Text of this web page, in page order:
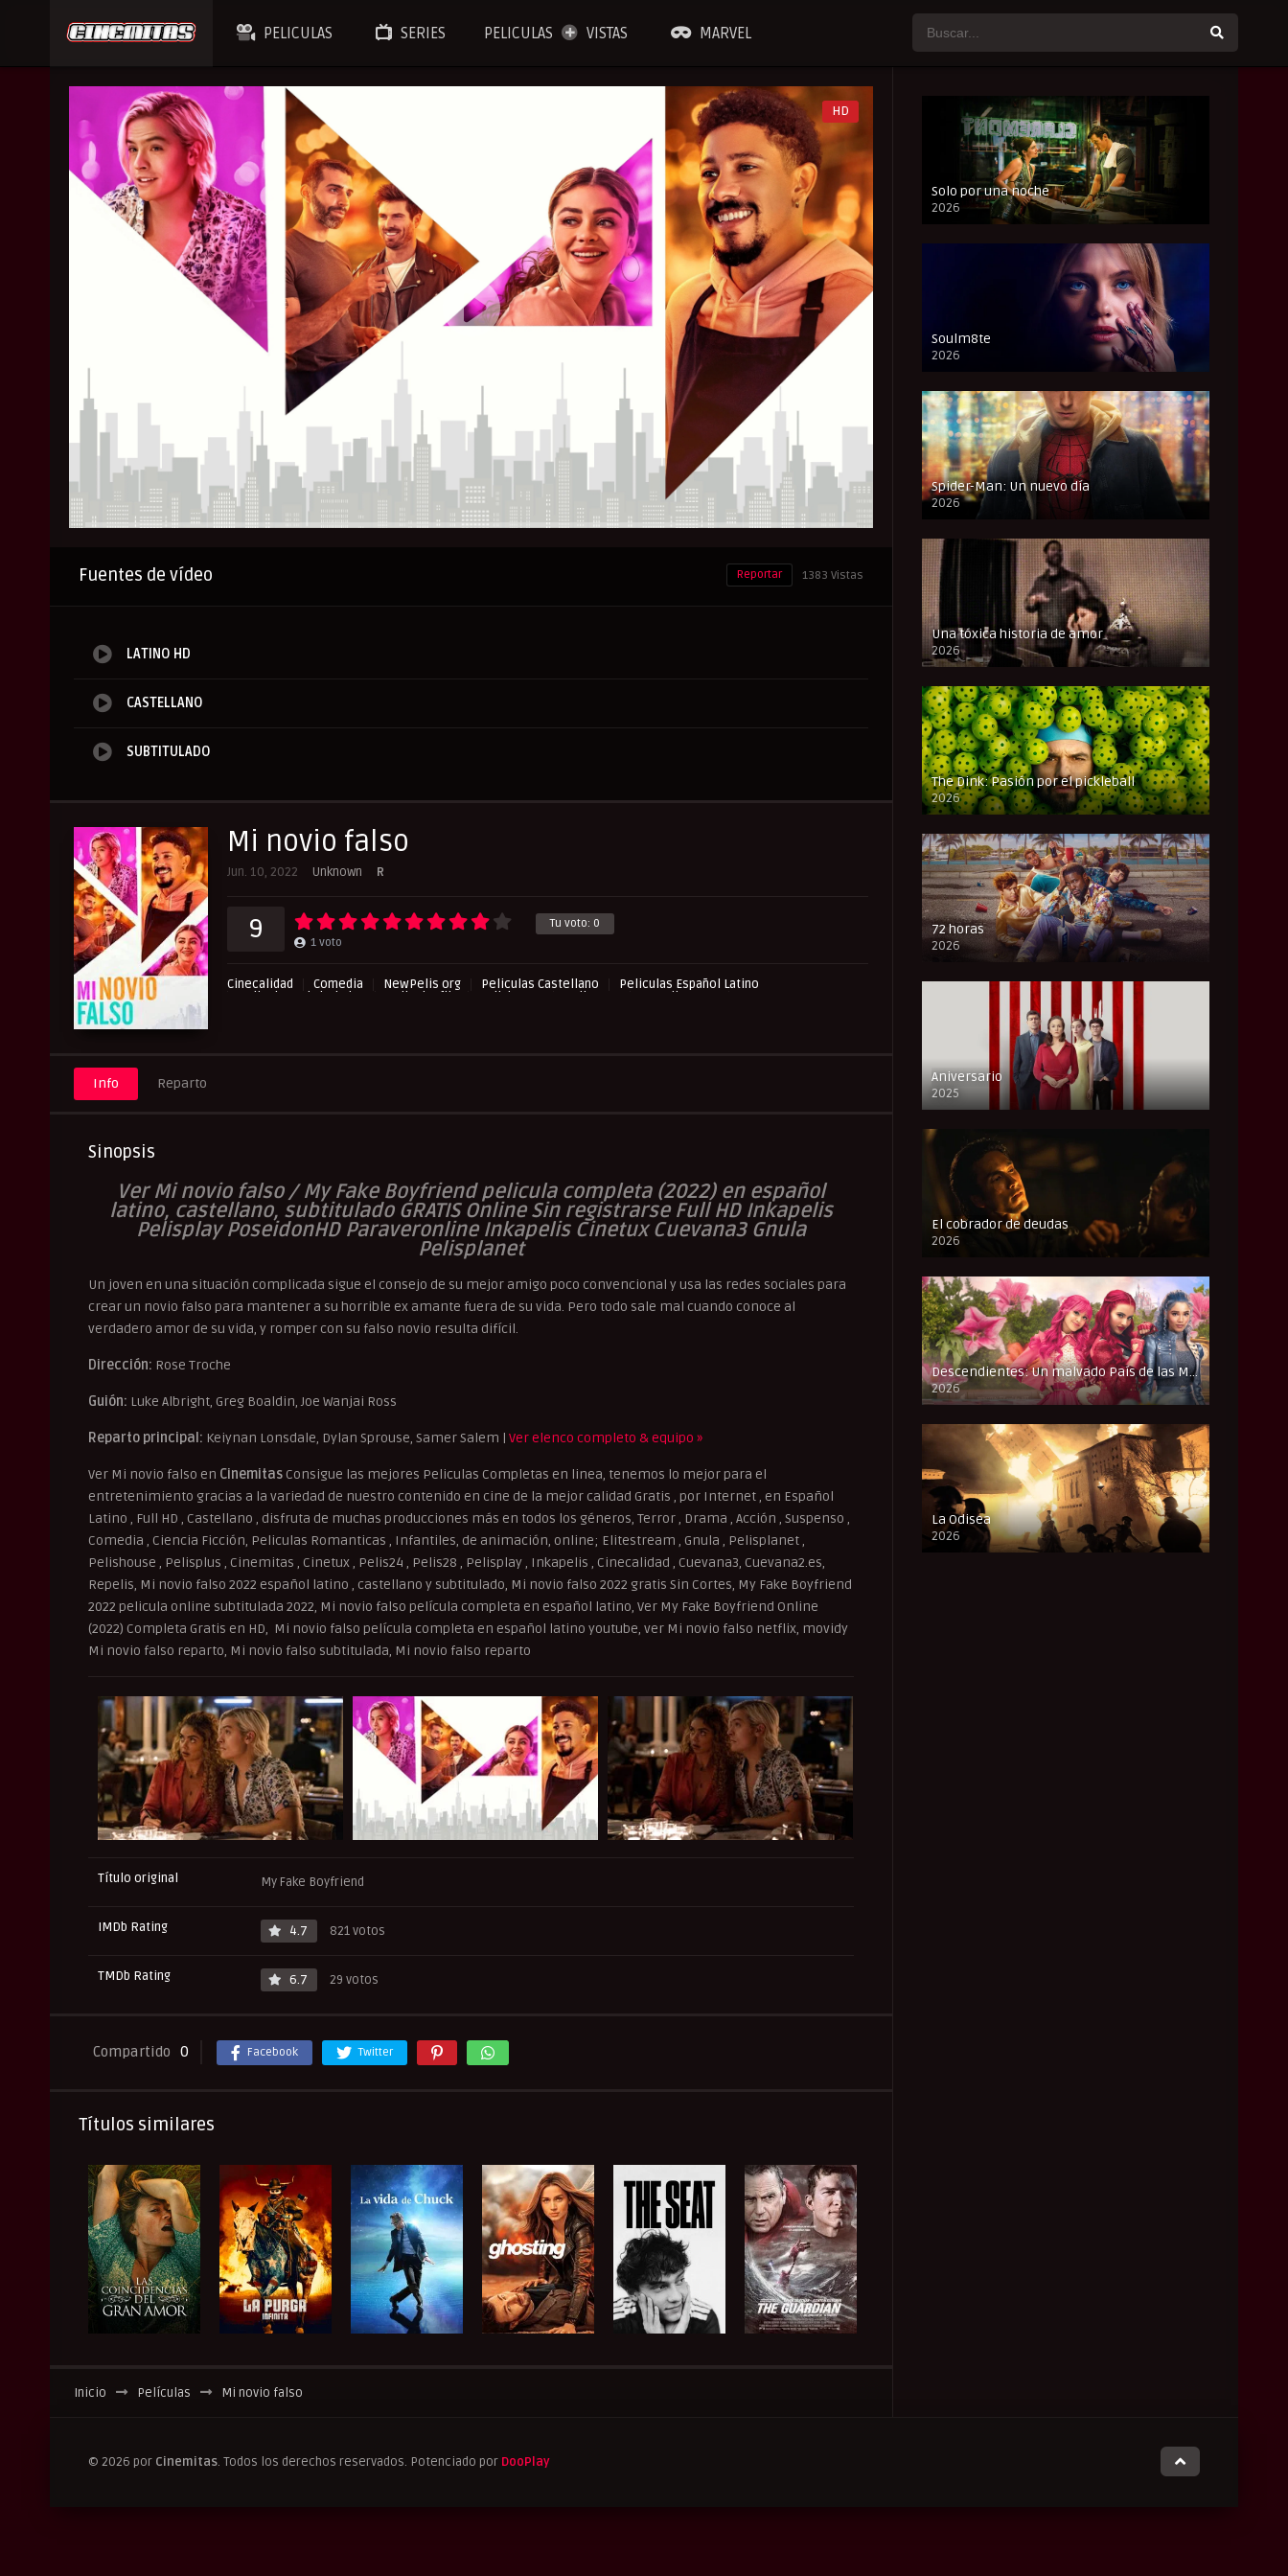
PELICULAS SERIES PELICULAS VISTAS MARVEL
HD
Fuentes de vídeo 1383 Vistas
Reportar
LATINO HD
CASTELLANO
SUBTITULADO
Mi novio falso
Jun. 10, 2022 Unknown R
Tu voto: 0
9 1 voto
Cinecalidad Comedia NewPelis org Peliculas Castellano
Peliculas Español Latino
Peliculas Subtituladas
Peliculasflix Pelishouse Pelismart RepelisHD.TV
Info Reparto
Sinopsis
Ver Mi novio falso / My Fake Boyfriend pelicula completa (2022) en español
latino, castellano, subtitulado GRATIS Online Sin registrarse Full HD Inkapelis
Pelisplay PoseidonHD Paraveronline Inkapelis Cinetux Cuevana3 Gnula
Pelisplanet
Un joven en una situación complicada sigue el consejo de su mejor amigo poco convencional y usa las redes sociales para
crear un novio falso para mantener a su horrible ex amante fuera de su vida. Pero todo sale mal cuando conoce al
verdadero amor de su vida, y romper con su falso novio resulta difícil.
Dirección: Rose Troche
Guión: Luke Albright, Greg Boaldin, Joe Wanjai Ross
Reparto principal: Keiynan Lonsdale, Dylan Sprouse, Samer Salem | Ver elenco completo & equipo »
Ver Mi novio falso en Cinemitas Consigue las mejores Peliculas Completas en linea, tenemos lo mejor para el
entretenimiento gracias a la variedad de nuestro contenido en cine de la mejor calidad Gratis , por Internet , en Español
Latino , Full HD , Castellano , disfruta de muchas producciones más en todos los géneros, Terror , Drama , Acción , Suspenso ,
Comedia , Ciencia Ficción, Peliculas Romanticas , Infantiles, de animación, online; Elitestream , Gnula , Pelisplanet ,
Pelishouse , Pelisplus , Cinemitas , Cinetux , Pelis24 , Pelis28 , Pelisplay , Inkapelis , Cinecalidad , Cuevana3, Cuevana2.es,
Repelis, Mi novio falso 2022 español latino , castellano y subtitulado, Mi novio falso 2022 gratis Sin Cortes, My Fake Boyfriend
2022 pelicula online subtitulada 2022, Mi novio falso película completa en español latino, Ver My Fake Boyfriend Online
(2022) Completa Gratis en HD, Mi novio falso película completa en español latino youtube, ver Mi novio falso netflix, movidy
Mi novio falso reparto, Mi novio falso subtitulada, Mi novio falso reparto
Título original My Fake Boyfriend
IMDb Rating 4.7 821 votos
TMDb Rating 6.7 29 votos
Compartido 0 Facebook Twitter
Títulos similares
Inicio Películas Mi novio falso
Solo por una noche
2026
CAM
Soulm8te
2026
FULL HD
Spider-Man: Un nuevo día
2026
CAM
Una tóxica historia de amor
2026
FULL HD
The Dink: Pasión por el pickleball
2026
FULL HD
72 horas
2026
FULL HD
Aniversario
2025
FULL HD
El cobrador de deudas
2026
FULL HD
Descendientes: Un malvado País de las Maravillas
2026
FULL HD
La Odisea
2026
CAM
© 2026 por Cinemitas. Todos los derechos reservados. Potenciado por DooPlay